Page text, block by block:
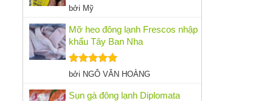
Được xếp
hạng
sao
bởi Mỹ
Mỡ heo đông lạnh Frescos nhập
khẩu Tây Ban Nha
Được xếp
sao
bởi NGÔ VĂN HOÀNG
Sụn gà đông lạnh Diplomata